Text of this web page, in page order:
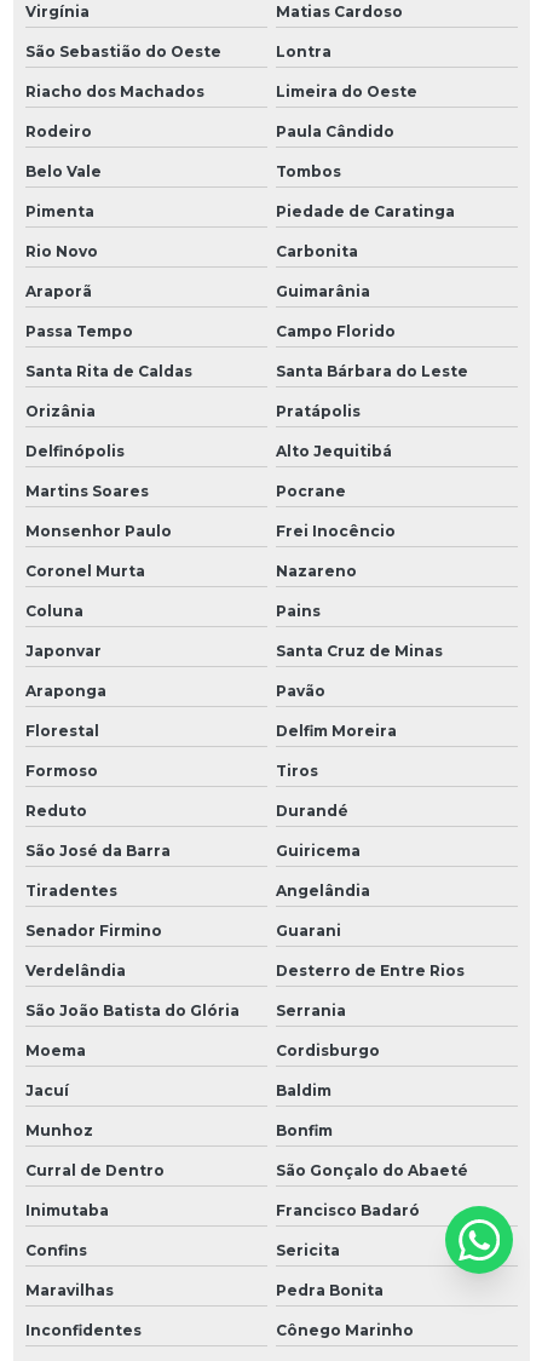
Virgínia Matias Cardoso
São Sebastião do Oeste Lontra
Riacho dos Machados Limeira do Oeste
Rodeiro Paula Cândido
Belo Vale Tombos
Pimenta Piedade de Caratinga
Rio Novo Carbonita
Araporã Guimarânia
Passa Tempo Campo Florido
Santa Rita de Caldas Santa Bárbara do Leste
Orizânia Pratápolis
Delfinópolis Alto Jequitibá
Martins Soares Pocrane
Monsenhor Paulo Frei Inocêncio
Coronel Murta Nazareno
Coluna Pains
Japonvar Santa Cruz de Minas
Araponga Pavão
Florestal Delfim Moreira
Formoso Tiros
Reduto Durandé
São José da Barra Guiricema
Tiradentes Angelândia
Senador Firmino Guarani
Verdelândia Desterro de Entre Rios
São João Batista do Glória Serrania
Moema Cordisburgo
Jacuí Baldim
Munhoz Bonfim
Curral de Dentro São Gonçalo do Abaeté
Inimutaba Francisco Badaró
Confins Sericita
Maravilhas Pedra Bonita
Inconfidentes Cônego Marinho